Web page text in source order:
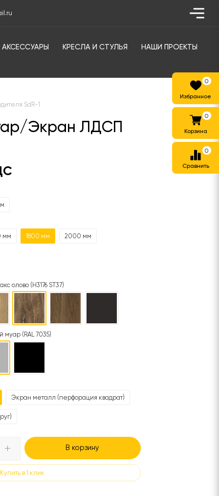
АКСЕССУАРЫ КРЕСЛА И СТУЛЬЯ НАШИ ПРОЕКТЫ
SdR-1
Экран ЛДСП
мм 1800 мм 2000 мм
олово (H3176 ST37)
муар (RAL 7035)
Экран металл (перфорация квадрат)
В корзину
Купить в 1 клик
0
0
0